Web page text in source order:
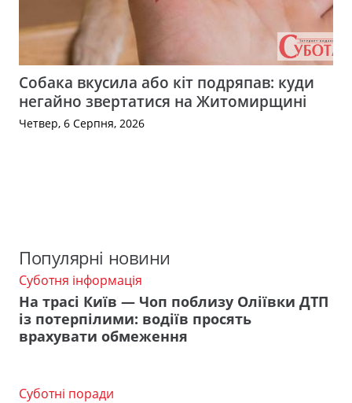
Собака вкусила або кіт подряпав: куди
негайно звертатися на Житомирщині
Четвер, 6 Серпня, 2026
Популярні новини
Суботня інформація
На трасі Київ — Чоп поблизу Оліївки ДТП
із потерпілими: водіїв просять
врахувати обмеження
Суботні поради